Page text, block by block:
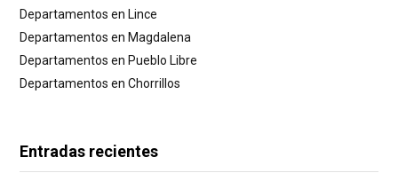
Departamentos en Lince
Departamentos en Magdalena
Departamentos en Pueblo Libre
Departamentos en Chorrillos
Entradas recientes